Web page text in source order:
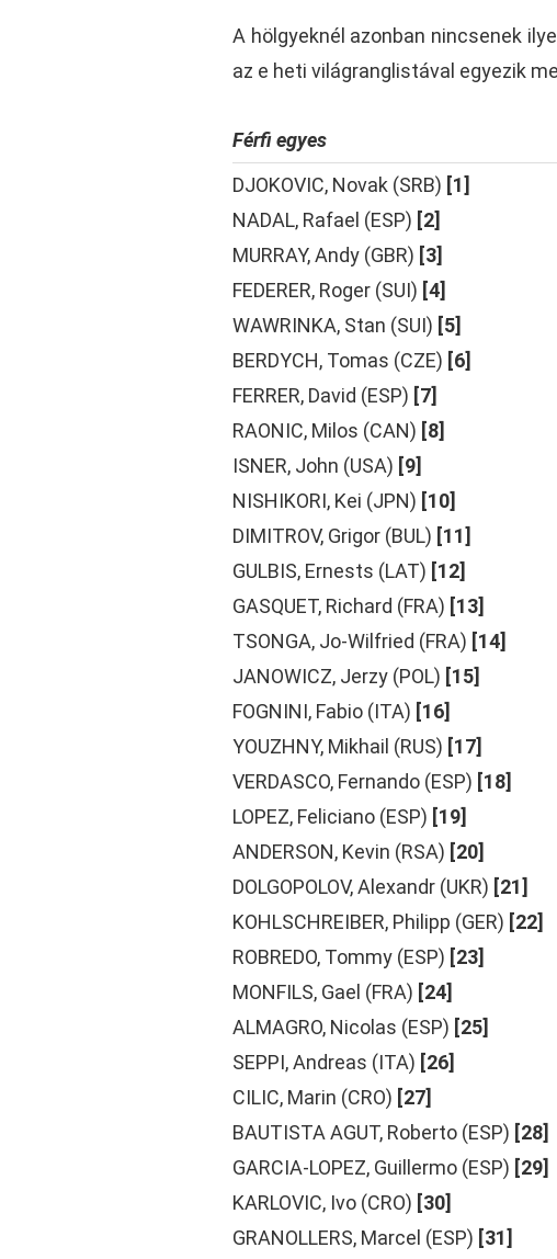
A hölgyeknél azonban nincsenek
az e heti világranglistával egyezik
Férfi egyes
DJOKOVIC, Novak (SRB) [1]
NADAL, Rafael (ESP) [2]
MURRAY, Andy (GBR) [3]
FEDERER, Roger (SUI) [4]
WAWRINKA, Stan (SUI) [5]
BERDYCH, Tomas (CZE) [6]
FERRER, David (ESP) [7]
RAONIC, Milos (CAN) [8]
ISNER, John (USA) [9]
NISHIKORI, Kei (JPN) [10]
DIMITROV, Grigor (BUL) [11]
GULBIS, Ernests (LAT) [12]
GASQUET, Richard (FRA) [13]
TSONGA, Jo-Wilfried (FRA) [14]
JANOWICZ, Jerzy (POL) [15]
FOGNINI, Fabio (ITA) [16]
YOUZHNY, Mikhail (RUS) [17]
VERDASCO, Fernando (ESP) [18]
LOPEZ, Feliciano (ESP) [19]
ANDERSON, Kevin (RSA) [20]
DOLGOPOLOV, Alexandr (UKR) [21]
KOHLSCHREIBER, Philipp (GER) [22]
ROBREDO, Tommy (ESP) [23]
MONFILS, Gael (FRA) [24]
ALMAGRO, Nicolas (ESP) [25]
SEPPI, Andreas (ITA) [26]
CILIC, Marin (CRO) [27]
BAUTISTA AGUT, Roberto (ESP) [28]
GARCIA-LOPEZ, Guillermo (ESP) [29]
KARLOVIC, Ivo (CRO) [30]
GRANOLLERS, Marcel (ESP) [31]